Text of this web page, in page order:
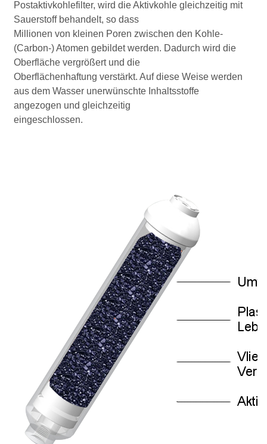
Postaktivkohlefilter, wird die Aktivkohle gleichzeitig mit
Sauerstoff behandelt, so dass
Millionen von kleinen Poren zwischen den Kohle-
(Carbon-) Atomen gebildet werden. Dadurch wird die
Oberfläche vergrößert und die
Oberflächenhaftung verstärkt. Auf diese Weise werden
aus dem Wasser unerwünschte Inhaltsstoffe
angezogen und gleichzeitig
eingeschlossen.